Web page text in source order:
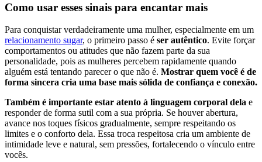
Como usar esses sinais para encantar mais
Para conquistar verdadeiramente uma mulher, especialmente em um
relacionamento sugar, o primeiro passo é ser autêntico. Evite forçar
comportamentos ou atitudes que não fazem parte da sua
personalidade, pois as mulheres percebem rapidamente quando
alguém está tentando parecer o que não é. Mostrar quem você é de
forma sincera cria uma base mais sólida de confiança e conexão.
Também é importante estar atento à linguagem corporal dela e
responder de forma sutil com a sua própria. Se houver abertura,
avance nos toques físicos gradualmente, sempre respeitando os
limites e o conforto dela. Essa troca respeitosa cria um ambiente de
intimidade leve e natural, sem pressões, fortalecendo o vínculo entre
vocês.